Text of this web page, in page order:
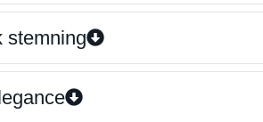
stemning